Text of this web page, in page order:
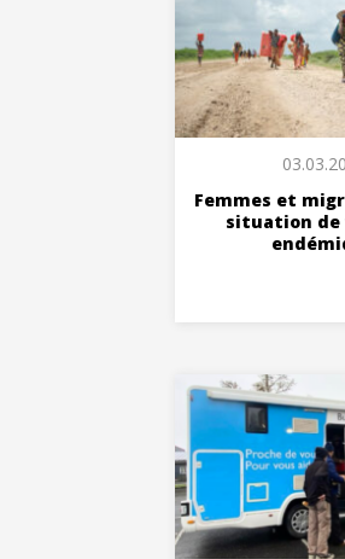
Femmes et
situation de